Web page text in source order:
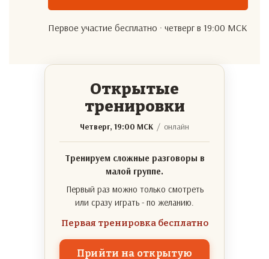
Первое участие бесплатно · четверг в 19:00 МСК
Открытые
тренировки
Четверг, 19:00 МСК / онлайн
Тренируем сложные разговоры в
малой группе.
Первый раз можно только смотреть
или сразу играть - по желанию.
Первая тренировка бесплатно
Прийти на открытую